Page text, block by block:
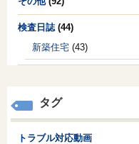
検査日誌 (44)
新築住宅 (43)
タグ
トラブル対応動画